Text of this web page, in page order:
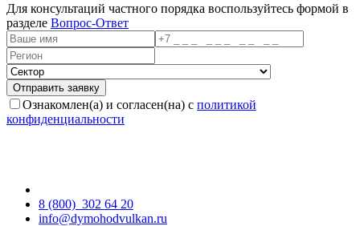
Для консультаций частного порядка воспользуйтесь формой в
разделе Вопрос-Ответ
Ознакомлен(а) и согласен(на) с политикой
конфиденциальности
8 (800) 302 64 20
info@dymohodvulkan.ru